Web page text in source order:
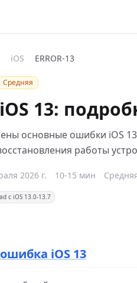
iOS ERROR-13
Средняя
13:
основные ошибки iOS
работы
2026 г. 10-15 мин
с iOS 13.0-13.7
iOS 13